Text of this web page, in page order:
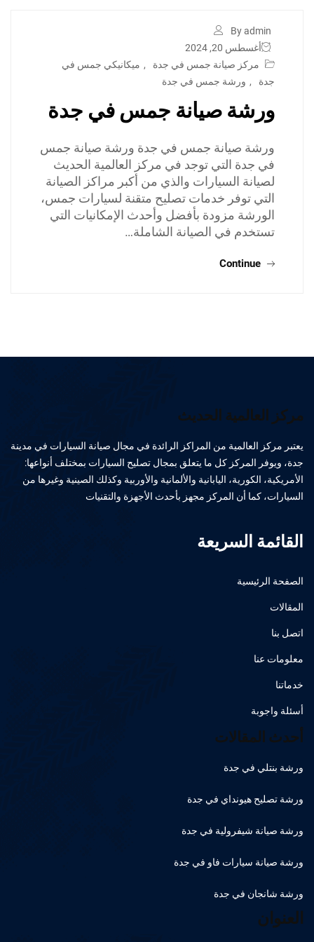
By admin
أغسطس 20, 2024
مركز صيانة جمس في جدة
, ميكانيكي جمس في
جدة
, ورشة جمس في جدة
ورشة صيانة جمس في جدة
ورشة صيانة جمس في جدة ورشة صيانة جمس
في جدة التي توجد في مركز العالمية الحديث
لصيانة السيارات والذي من أكبر مراكز الصيانة
التي توفر خدمات تصليح متقنة لسيارات جمس،
الورشة مزودة بأفضل وأحدث الإمكانيات التي
تستخدم في الصيانة الشاملة…
Continue
مركز العالمية الحديث
يعتبر مركز العالمية من المراكز الرائدة في مجال صيانة السيارات في مدينة
جدة، ويوفر المركز كل ما يتعلق بمجال تصليح السيارات بمختلف أنواعها:
الأمريكية، الكورية، اليابانية والألمانية والأوربية وكذلك الصينية وغيرها من
السيارات، كما أن المركز مجهز بأحدث الأجهزة والتقنيات
القائمة السريعة
الصفحة الرئيسية
المقالات
اتصل بنا
معلومات عنا
خدماتنا
أسئلة واجوبة
أحدث المقالات
ورشة بنتلي في جدة
ورشة تصليح هيونداي في جدة
ورشة صيانة شيفرولية في جدة
ورشة صيانة سيارات فاو في جدة
ورشة شانجان في جدة
العنوان